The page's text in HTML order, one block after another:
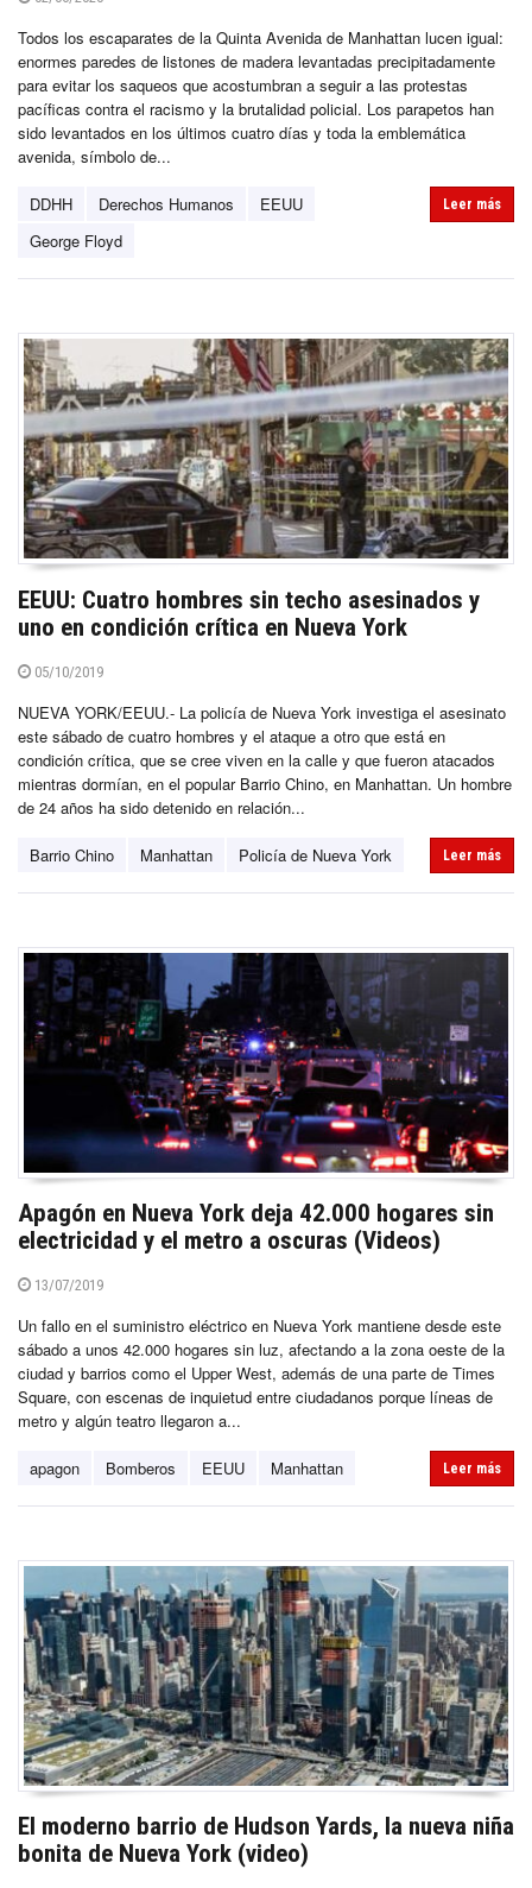
Todos los escaparates de la Quinta Avenida de Manhattan lucen igual:
enormes paredes de listones de madera levantadas precipitadamente
para evitar los saqueos que acostumbran a seguir a las protestas
pacíficas contra el racismo y la brutalidad policial. Los parapetos han
sido levantados en los últimos cuatro días y toda la emblemática
avenida, símbolo de...
DDHH Derechos Humanos
EEUU
George Floyd
Leer más
EEUU: Cuatro hombres sin techo asesinados y
uno en condición crítica en Nueva York
05/10/2019
NUEVA YORK/EEUU.- La policía de Nueva York investiga el asesinato
este sábado de cuatro hombres y el ataque a otro que está en
condición crítica, que se cree viven en la calle y que fueron atacados
mientras dormían, en el popular Barrio Chino, en Manhattan. Un hombre
de 24 años ha sido detenido en relación...
Barrio Chino Manhattan Policía de Nueva York Leer más
Apagón en Nueva York deja 42.000 hogares sin
electricidad y el metro a oscuras (Videos)
13/07/2019
Un fallo en el suministro eléctrico en Nueva York mantiene desde este
sábado a unos 42.000 hogares sin luz, afectando a la zona oeste de la
ciudad y barrios como el Upper West, además de una parte de Times
Square, con escenas de inquietud entre ciudadanos porque líneas de
metro y algún teatro llegaron a...
apagon Bomberos EEUU Manhattan Leer más
El moderno barrio de Hudson Yards, la nueva niña
bonita de Nueva York (video)